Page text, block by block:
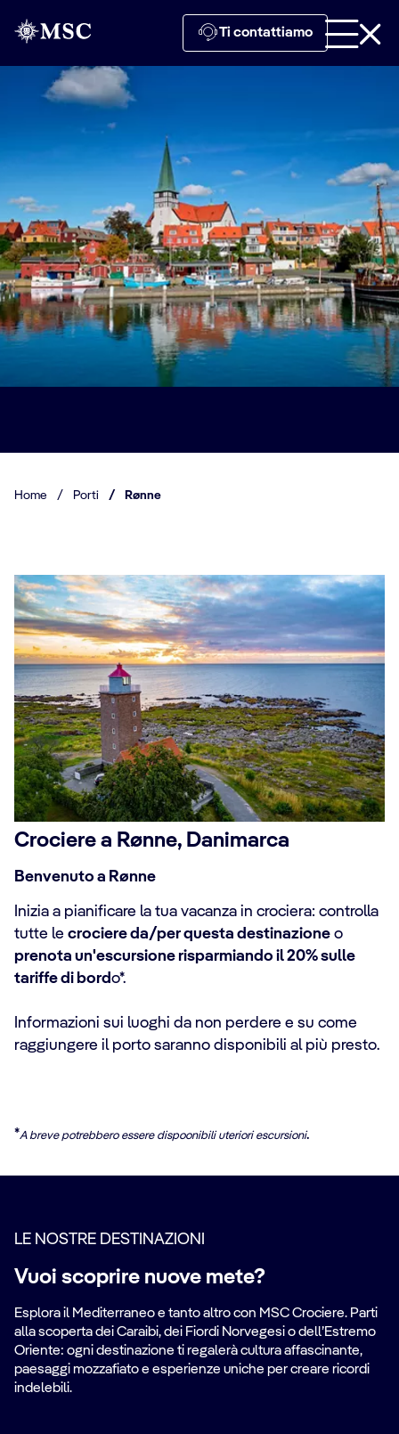
Ti contattiamo
Home / Porti / Rønne
Crociere a Rønne, Danimarca
Benvenuto a Rønne
Inizia a pianificare la tua vacanza in crociera: controlla
tutte le crociere da/per questa destinazione o
prenota un'escursione risparmiando il 20% sulle
tariffe di bordo*.
Informazioni sui luoghi da non perdere e su come
raggiungere il porto saranno disponibili al più presto.
*A breve potrebbero essere dispoonibili uteriori escursioni.
LE NOSTRE DESTINAZIONI
Vuoi scoprire nuove mete?
Esplora il Mediterraneo e tanto altro con MSC Crociere. Parti
alla scoperta dei Caraibi, dei Fiordi Norvegesi o dell’Estremo
Oriente: ogni destinazione ti regalerà cultura affascinante,
paesaggi mozzafiato e esperienze uniche per creare ricordi
indelebili.